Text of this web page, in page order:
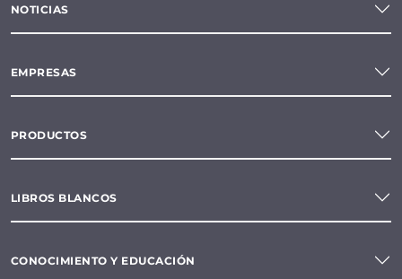
viscosímetros capilar de vidrio
viscosímetros Ostwald
viscosímetros Ubbelohde
NOTICIAS
EMPRESAS
PRODUCTOS
LIBROS BLANCOS
CONOCIMIENTO Y EDUCACIÓN